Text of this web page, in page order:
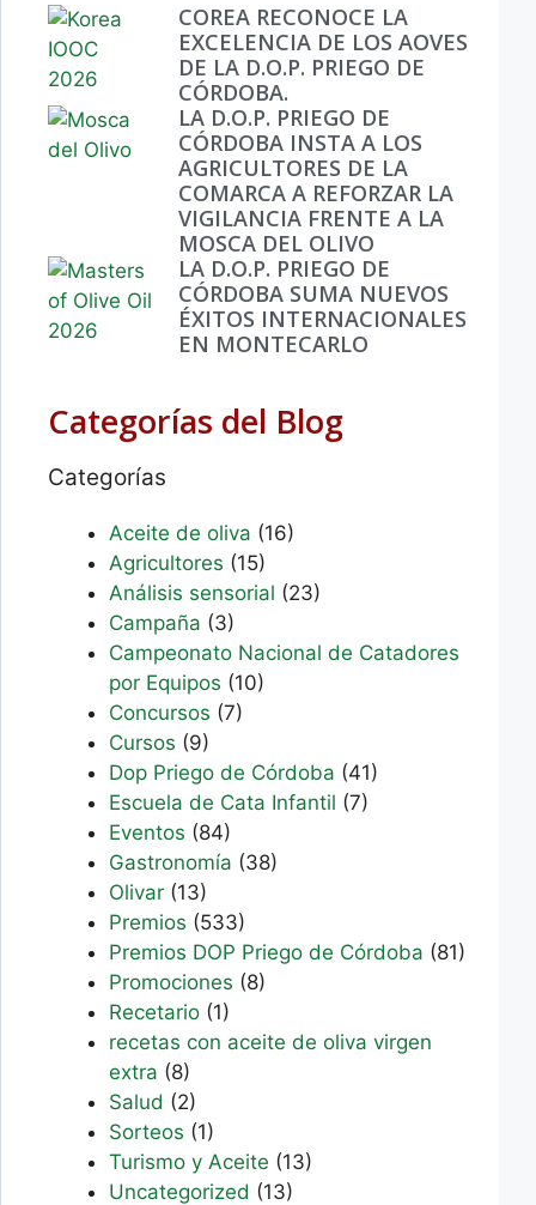
COREA RECONOCE LA
EXCELENCIA DE LOS AOVES
DE LA D.O.P. PRIEGO DE
CÓRDOBA.
LA D.O.P. PRIEGO DE
CÓRDOBA INSTA A LOS
AGRICULTORES DE LA
COMARCA A REFORZAR LA
VIGILANCIA FRENTE A LA
MOSCA DEL OLIVO
LA D.O.P. PRIEGO DE
CÓRDOBA SUMA NUEVOS
ÉXITOS INTERNACIONALES
EN MONTECARLO
Categorías del Blog
Categorías
Aceite de oliva (16)
Agricultores (15)
Análisis sensorial (23)
Campaña (3)
Campeonato Nacional de Catadores
por Equipos (10)
Concursos (7)
Cursos (9)
Dop Priego de Córdoba (41)
Escuela de Cata Infantil (7)
Eventos (84)
Gastronomía (38)
Olivar (13)
Premios (533)
Premios DOP Priego de Córdoba (81)
Promociones (8)
Recetario (1)
recetas con aceite de oliva virgen
extra (8)
Salud (2)
Sorteos (1)
Turismo y Aceite (13)
Uncategorized (13)